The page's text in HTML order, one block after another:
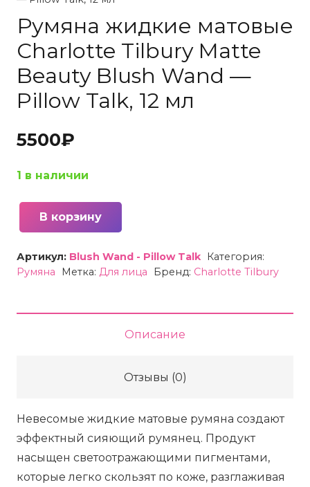
Румяна жидкие матовые
Charlotte Tilbury Matte
Beauty Blush Wand —
Pillow Talk, 12 мл
5500₽
1 в наличии
Количество
Румяна
Wand
-
Pillow
Talk,
В корзину
Артикул: Blush Wand - Pillow Talk
Категория:
Румяна
Метка: Для лица Бренд: Charlotte Tilbury
Описание
Отзывы (0)
Невесомые жидкие матовые румяна создают
эффектный сияющий румянец. Продукт
насыщен светоотражающими пигментами,
которые легко скользят по коже, разглаживая